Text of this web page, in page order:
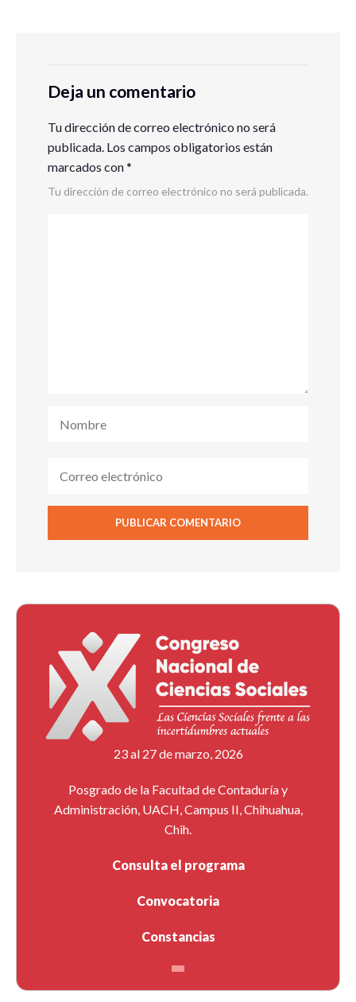
Deja un comentario
Tu dirección de correo electrónico no será
publicada. Los campos obligatorios están
marcados con*
Tu dirección de correo electrónico no será publicada.
23 al 27 de marzo, 2026
Posgrado de la Facultad de Contaduría y
Administración, UACH, Campus II, Chihuahua,
Chih.
Consulta el programa
Convocatoria
Constancias